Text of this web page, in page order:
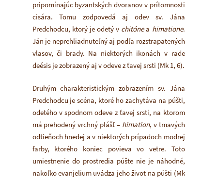
pripomínajúc byzantských dvoranov v prítomnosti
cisára. Tomu zodpovedá aj odev sv. Jána
Predchodcu, ktorý je odetý v chitónea himatione.
Ján je neprehliadnuteľný aj podľa rozstrapatených
vlasov, či brady. Na niektorých ikonách v rade
deésis je zobrazený aj v odeve z ťavej srsti (Mk 1, 6).
Druhým charakteristickým zobrazením sv. Jána
Predchodcu je scéna, ktoré ho zachytáva na púšti,
odetého v spodnom odeve z ťavej srsti, na ktorom
má prehodený vrchný plášť – himation, v tmavých
odtieňoch hnedej a v niektorých prípadoch modrej
farby, ktorého koniec povieva vo vetre. Toto
umiestnenie do prostredia púšte nie je náhodné,
nakoľko evanjelium uvádza jeho život na púšti (Mk